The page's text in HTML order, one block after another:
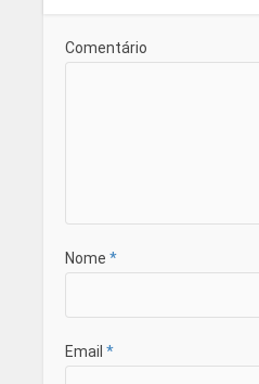
Comentário
Nome *
Email *